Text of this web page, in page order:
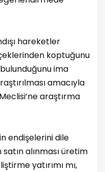
hareketler
koptuğunu
ima
amacıyla
araştırma
endişelerini dile
satın alınması üretim
yatırımı mı,